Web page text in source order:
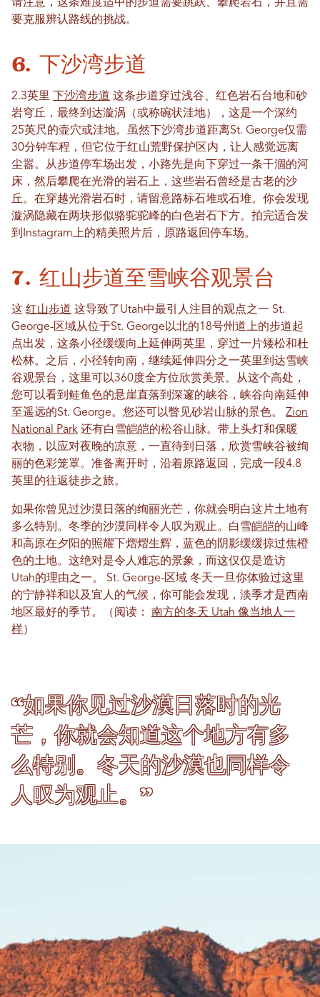
请注意，这条难度适中的步道需要跳跃、攀爬岩石，并且需
要克服辨认路线的挑战。
6. 下沙湾步道
2.3英里 下沙湾步道 这条步道穿过浅谷、红色岩石台地和砂
岩穹丘，最终到达漩涡（或称碗状洼地），这是一个深约
25英尺的壶穴或洼地。虽然下沙湾步道距离St. George仅需
30分钟车程，但它位于红山荒野保护区内，让人感觉远离
尘嚣。从步道停车场出发，小路先是向下穿过一条干涸的河
床，然后攀爬在光滑的岩石上，这些岩石曾经是古老的沙
丘。在穿越光滑岩石时，请留意路标石堆或石堆。你会发现
漩涡隐藏在两块形似骆驼驼峰的白色岩石下方。拍完适合发
到Instagram上的精美照片后，原路返回停车场。
7. 红山步道至雪峡谷观景台
这 红山步道 这导致了Utah中最引人注目的观点之一 St.
George-区域从位于St. George以北的18号州道上的步道起
点出发，这条小径缓缓向上延伸两英里，穿过一片矮松和杜
松林。之后，小径转向南，继续延伸四分之一英里到达雪峡
谷观景台，这里可以360度全方位欣赏美景。从这个高处，
您可以看到鲑鱼色的悬崖直落到深邃的峡谷，峡谷向南延伸
至遥远的St. George。您还可以瞥见砂岩山脉的景色。 Zion
National Park 还有白雪皑皑的松谷山脉。带上头灯和保暖
衣物，以应对夜晚的凉意，一直待到日落，欣赏雪峡谷被绚
丽的色彩笼罩。准备离开时，沿着原路返回，完成一段4.8
英里的往返徒步之旅。
如果你曾见过沙漠日落的绚丽光芒，你就会明白这片土地有
多么特别。冬季的沙漠同样令人叹为观止。白雪皑皑的山峰
和高原在夕阳的照耀下熠熠生辉，蓝色的阴影缓缓掠过焦橙
色的土地。这绝对是令人难忘的景象，而这仅仅是造访
Utah的理由之一。 St. George-区域 冬天一旦你体验过这里
的宁静祥和以及宜人的气候，你可能会发现，淡季才是西南
地区最好的季节。（阅读： 南方的冬天 Utah 像当地人一
样）
“如果你见过沙漠日落时的光
芒，你就会知道这个地方有多
么特别。冬天的沙漠也同样令
人叹为观止。”